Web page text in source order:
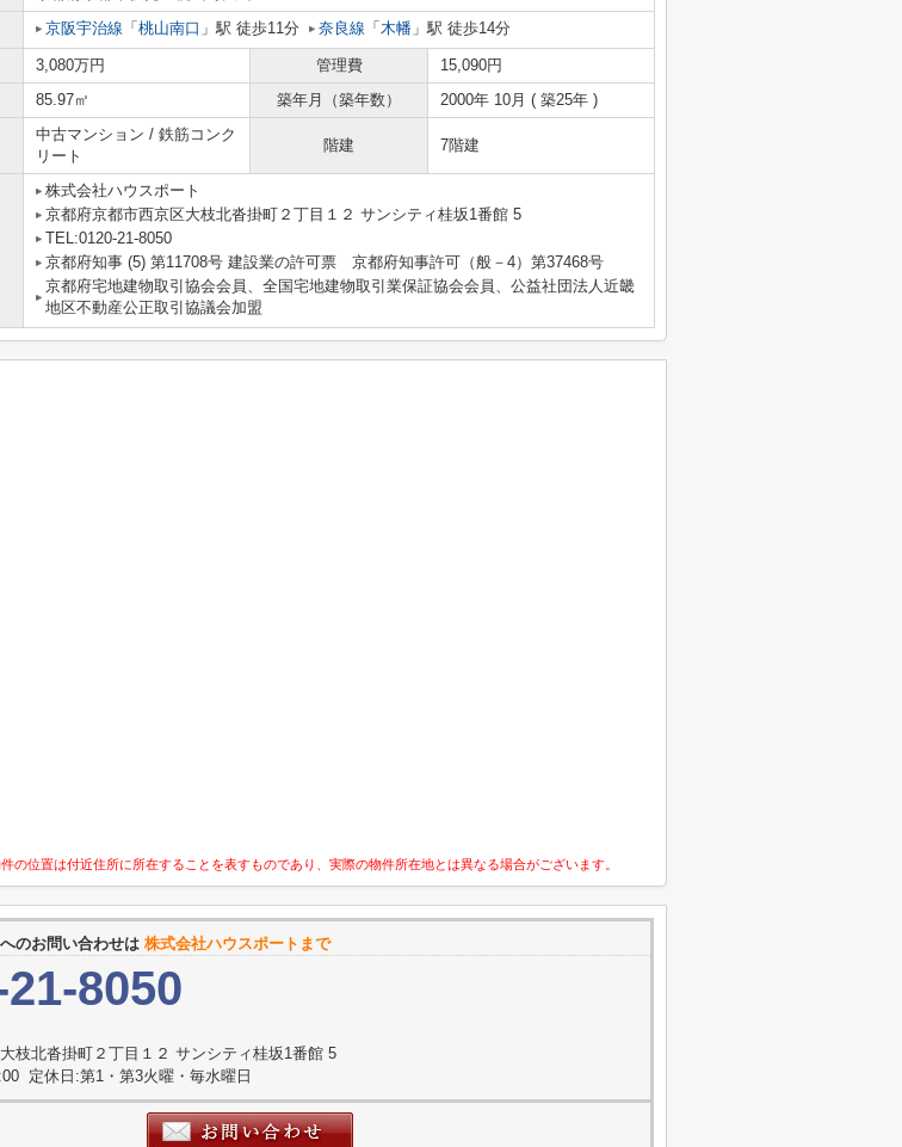
京阪宇治線 「 桃山南口 」駅 徒歩11分 奈良線 「 木幡 」駅 徒歩14分
3,080万円 管理費
15,090円
85.97㎡ 築年月（築年数） 2000年 10月 ( 築25年 )
中古マンション / 鉄筋コンク
リート
階建 7階建
株式会社ハウスポート
京都府京都市西京区大枝北沓掛町２丁目１２ サンシティ桂坂1番館 5
TEL:0120-21-8050
京都府知事 (5) 第11708号 建設業の許可票 京都府知事許可（般－4）第37468号
京都府宅地建物取引協会会員、全国宅地建物取引業保証協会会員、公益社団法人近畿
地区不動産公正取引協議会加盟
の位置は付近住所に所在することを表すものであり、実際の物件所在地とは異なる場合がございます。
へのお問い合わせは 株式会社ハウスポートまで
8050
枝北沓掛町２丁目１２ サンシティ桂坂1番館 5
定休日:第1・第3火曜・毎水曜日